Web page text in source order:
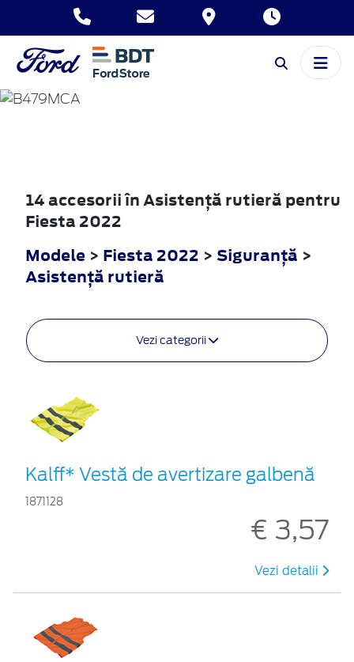
FIESTA
14 accesorii în Asistenţă rutieră pentru
Fiesta 2022
Modele > Fiesta 2022 > Siguranţă >
Asistenţă rutieră
Vezi categorii
Kalff* Vestă de avertizare galbenă
1871128
€ 3,57
Vezi detalii